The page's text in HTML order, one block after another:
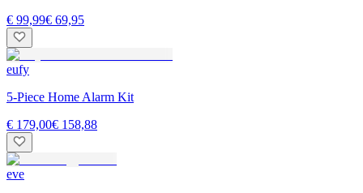
€ 99,99€ 69,95
eufy
5-Piece Home Alarm Kit
€ 179,00€ 158,88
eve